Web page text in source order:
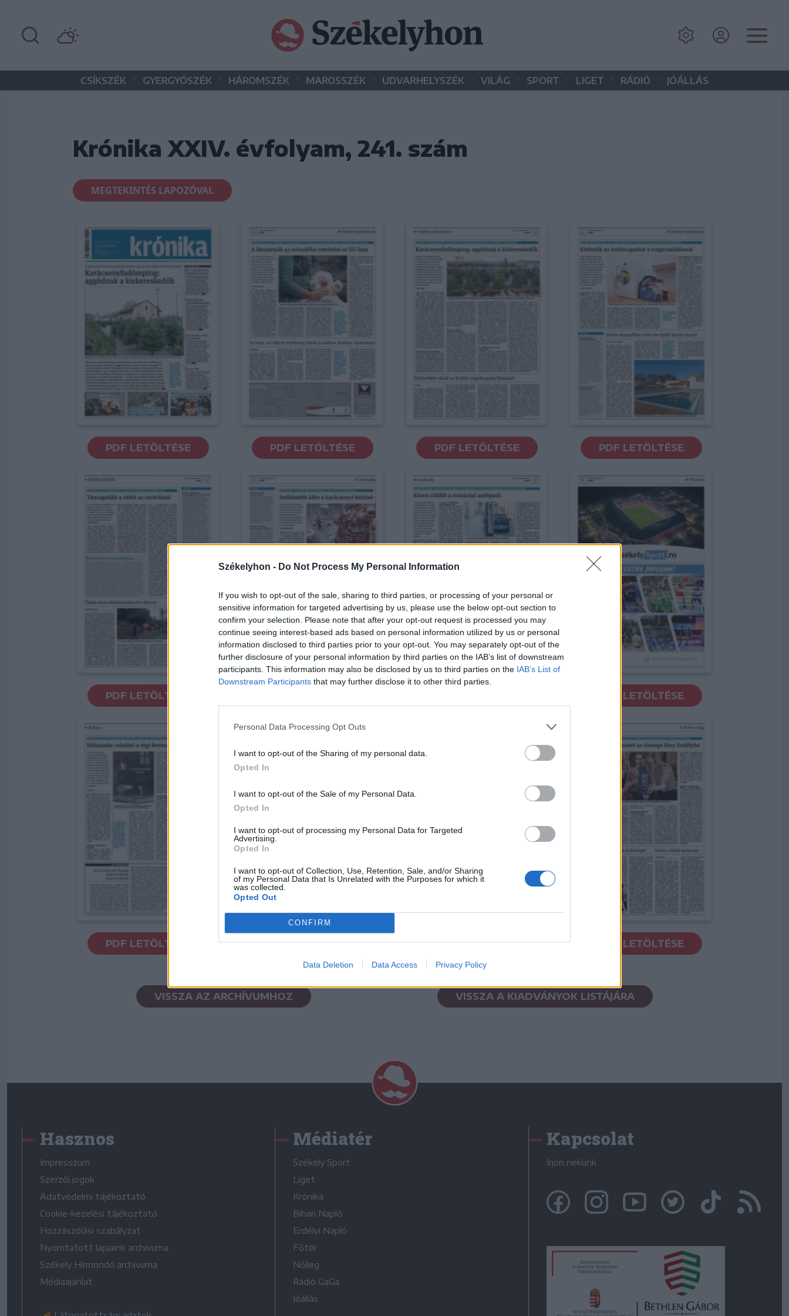
Székelyhon - Do Not Process My Personal Information
If you wish to opt-out of the sale, sharing to third parties, or processing of your personal or
sensitive information for targeted advertising by us, please use the below opt-out section to
confirm your selection. Please note that after your opt-out request is processed you may
continue seeing interest-based ads based on personal information utilized by us or personal
information disclosed to third parties prior to your opt-out. You may separately opt-out of the
further disclosure of your personal information by third parties on the IAB’s list of downstream
participants. This information may also be disclosed by us to third parties on the IAB’s List of
Downstream Participants that may further disclose it to other third parties.
Personal Data Processing Opt Outs
I want to opt-out of the Sharing of my personal data.
Opted In
I want to opt-out of the Sale of my Personal Data.
Opted In
I want to opt-out of processing my Personal Data for Targeted
Advertising.
Opted In
I want to opt-out of Collection, Use, Retention, Sale, and/or Sharing
of my Personal Data that Is Unrelated with the Purposes for which it
was collected.
Opted Out
CONFIRM
Data Deletion Data Access Privacy Policy
CSÍKSZÉK • GYERGYÓSZÉK • HÁROMSZÉK • MAROSSZÉK • UDVARHELYSZÉK • VILÁG • SPORT • LIGET • RÁDIÓ • JÓÁLLÁS
Krónika XXIV. évfolyam, 241. szám
MEGTEKINTÉS LAPOZÓVAL
PDF LETÖLTÉSE PDF LETÖLTÉSE PDF LETÖLTÉSE PDF LETÖLTÉSE
PDF LETÖLTÉSE PDF LETÖLTÉSE
PDF LETÖLTÉSE PDF LETÖLTÉSE PDF LETÖLTÉSE PDF LETÖLTÉSE
VISSZA AZ ARCHÍVUMHOZ VISSZA A KIADVÁNYOK LISTÁJÁRA
Hasznos
Impresszum
Szerzői jogok
Adatvédelmi tájékoztató
Cookie-kezelési tájékoztató
Hozzászólási szabályzat
Nyomtatott lapjaink archívuma
Székely Hírmondó archívuma
Médiaajánlat
Médiatér
Székely Sport
Liget
Krónika
Bihari Napló
Erdélyi Napló
Főtér
Nőileg
Rádió GaGa
Jóállás
Kapcsolat
Írjon nekünk